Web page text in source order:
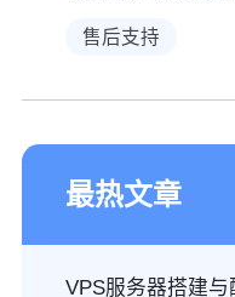
售后支持
最热文章
VPS服务器搭建与